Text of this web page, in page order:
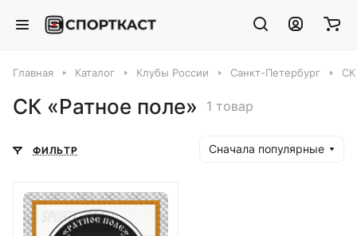
Главная Каталог Клубы России Санкт-Петербург СК
СК «Ратное поле» 1 товар
ФИЛЬТР Сначала популярные